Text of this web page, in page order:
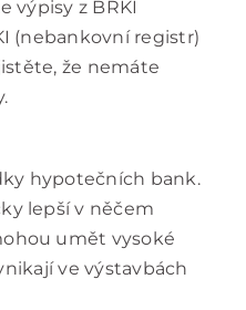
výpisy z BRKI
(nebankovní registr)
že nemáte
hypotečních bank.
lepší v něčem
umět vysoké
ve výstavbách